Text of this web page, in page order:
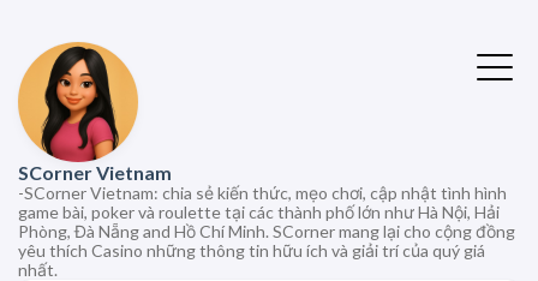
SCorner Vietnam
-SCorner Vietnam: chia sẻ kiến thức, mẹo chơi, cập nhật tình hình
game bài, poker và roulette tại các thành phố lớn như Hà Nội, Hải
Phòng, Đà Nẵng and Hồ Chí Minh. SCorner mang lại cho cộng đồng
yêu thích Casino những thông tin hữu ích và giải trí của quý giá
nhất.